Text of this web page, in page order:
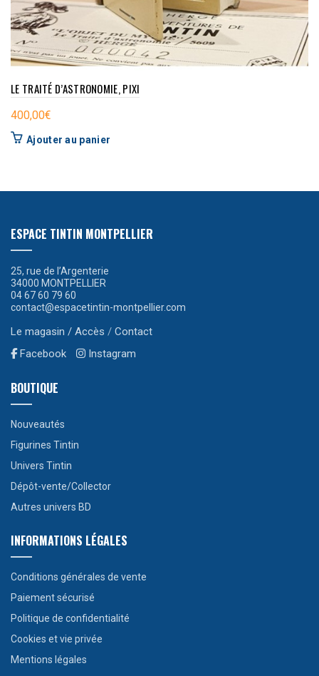
LE TRAITÉ D’ASTRONOMIE, PIXI
400,00€
Ajouter au panier
ESPACE TINTIN MONTPELLIER
25, rue de l’Argenterie
34000 MONTPELLIER
04 67 60 79 60
contact@espacetintin-montpellier.com
Le magasin / Accès / Contact
Facebook
Instagram
BOUTIQUE
Nouveautés
Figurines Tintin
Univers Tintin
Dépôt-vente/Collector
Autres univers BD
INFORMATIONS LÉGALES
Conditions générales de vente
Paiement sécurisé
Politique de confidentialité
Cookies et vie privée
Mentions légales